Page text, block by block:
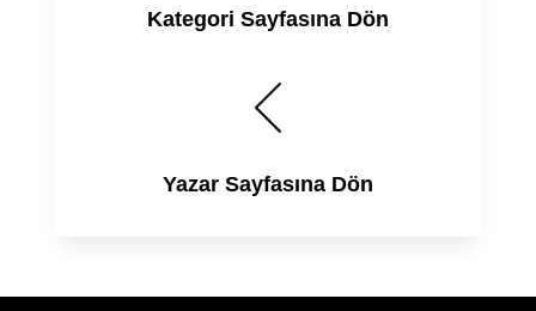
Kategori Sayfasına Dön
Yazar Sayfasına Dön